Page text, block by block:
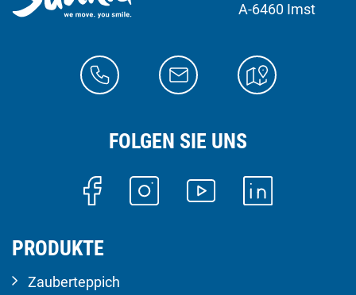
A-6460 Imst
FOLGEN SIE UNS
PRODUKTE
Zauberteppich